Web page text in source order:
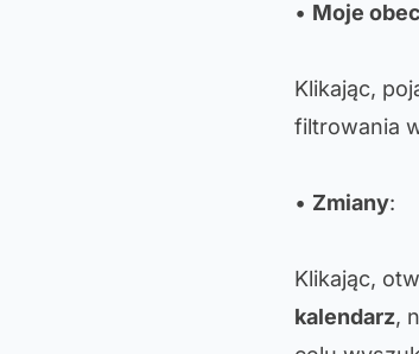
• Moje
Klikając,
filtrowania
• Zmiany:
Klikając,
kalendarz,